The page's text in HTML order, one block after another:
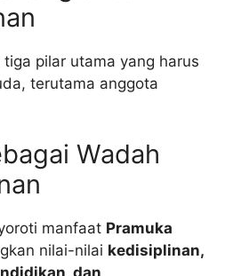
pilar utama yang harus
terutama anggota
Wadah
manfaat Pramuka
nilai-nilai kedisiplinan,
dan